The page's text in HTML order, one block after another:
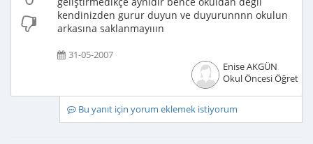
kendinizden gurur duyun ve duyurunnnn okulun
arkasına saklanmayııın
31-05-2007
Enise AKGÜN
Okul Öncesi
Bu yanıt için yorum eklemek istiyorum